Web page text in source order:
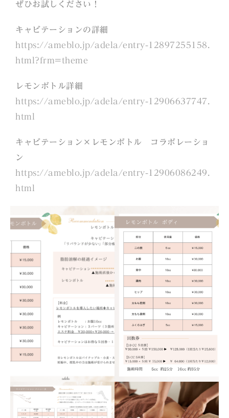
ぜひお試しください！
キャビテーションの詳細
https://ameblo.jp/adela/entry-12897255158.
html?frm=theme
レモンボトル詳細
https://ameblo.jp/adela/entry-12906637747.
html
キャビテーション×レモンボトル コラボレーショ
ン
https://ameblo.jp/adela/entry-12906086249.
html